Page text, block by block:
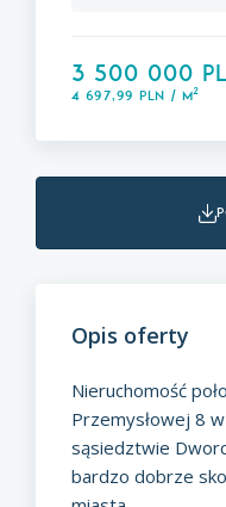
3 500 000
4 697,99 PLN / m2
Opis oferty
Nieruchomość
Przemysłowej 8
sąsiedztwie
bardzo dobrze